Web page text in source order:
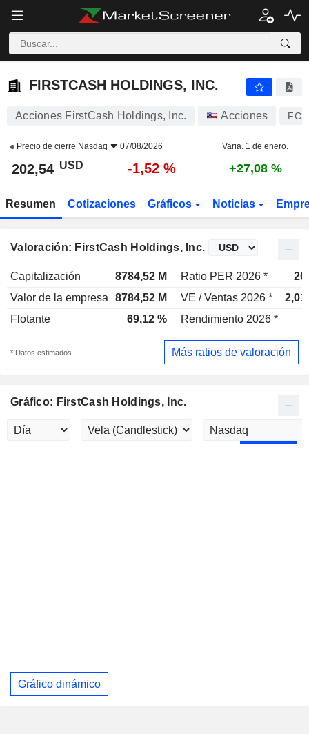
FIRSTCASH HOLDINGS, INC.
FIRSTCASH HOLDINGS, INC.
Acciones FirstCash Holdings, Inc. Acciones
Precio de cierre Nasdaq 07/08/2026 Varia. 1 de enero.
202,54 USD -1,52 % +27,08 %
Resumen Cotizaciones Gráficos Noticias
Valoración: FirstCash Holdings, Inc.
Capitalización 8784,52 M Ratio PER 2026 *
Valor de la empresa
8784,52 M VE / Ventas 2026 *
Flotante
69,12 % Rendimiento 2026 *
* Datos estimados Más ratios de valoración
Gráfico: FirstCash Holdings, Inc.
Gráfico dinámico